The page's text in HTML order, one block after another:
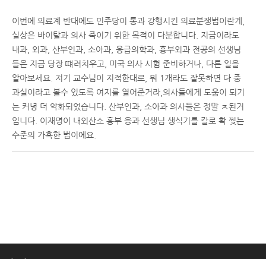
이번에 의료계 반대에도 민주당이 통과 강행시킨 의료분쟁법이란게,
실상은 바이탈과 의사 죽이기 위한 목적이 다분합니다. 지금이라도
내과, 외과, 산부인과, 소아과, 응급의학과, 흉부외과 전공의 선생님
들은 지금 당장 떄려치우고, 미국 의사 시험 준비하거나, 다른 일을
알아보세요. 저기 교수님이 지적한대로, 뭐 1개라도 잘못하면 다 중
과실이라고 볼수 있도록 여지를 열어준거라,의사들에게 도움이 되기
는 커녕 더 악화되었습니다. 산부인과, 소아과 의사들은 정말 ㅈ된거
입니다. 이재명이 내외산소 흉부 응과 선생님 생식기를 칼로 확 찢는
수준의 가혹한 법이에요.